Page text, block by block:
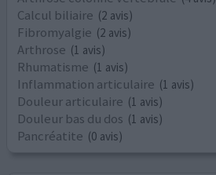
Calcul biliaire (2 avis)
Fibromyalgie (2 avis)
Arthrose (1 avis)
Rhumatisme (1 avis)
Inflammation articulaire (1 avis)
Douleur articulaire (1 avis)
Douleur bas du dos (1 avis)
Pancréatite (0 avis)